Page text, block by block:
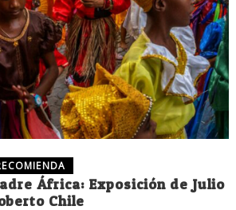
África: Exposición de Julio
Chile